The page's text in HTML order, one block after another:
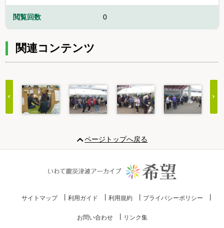
閲覧回数 0
関連コンテンツ
20
ページトップへ戻る
サイトマップ 利用ガイド 利用規約 プライバシーポリシー
お問い合わせ リンク集